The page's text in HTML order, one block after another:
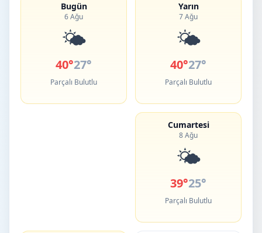
Bugün
6 Ağu
🌤️
40°27°
Parçalı Bulutlu
Yarın
7 Ağu
🌤️
40°27°
Parçalı Bulutlu
Cumartesi
8 Ağu
🌤️
39°25°
Parçalı Bulutlu